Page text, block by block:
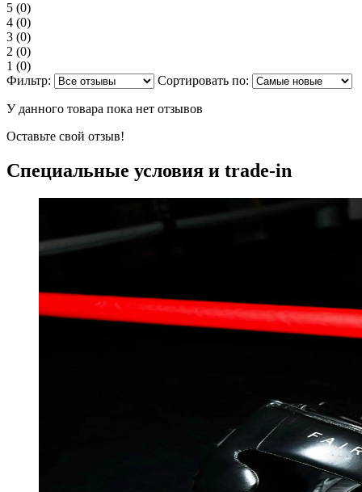
5 (0)
4 (0)
3 (0)
2 (0)
1 (0)
Фильтр:
Сортировать по:
У данного товара пока нет отзывов
Оставьте свой отзыв!
Специальные условия и trade-in